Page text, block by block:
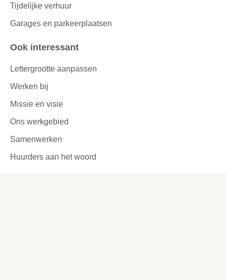
Tijdelijke verhuur
Garages en parkeerplaatsen
Ook interessant
Lettergrootte aanpassen
Werken bij
Missie en visie
Ons werkgebied
Samenwerken
Huurders aan het woord